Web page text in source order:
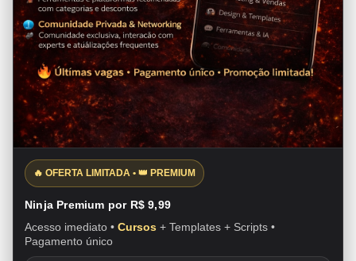
🔥 OFERTA LIMITADA • 👑 PREMIUM
Ninja Premium por R$ 9,99
Acesso imediato • Cursos + Templates + Scripts •
Pagamento único